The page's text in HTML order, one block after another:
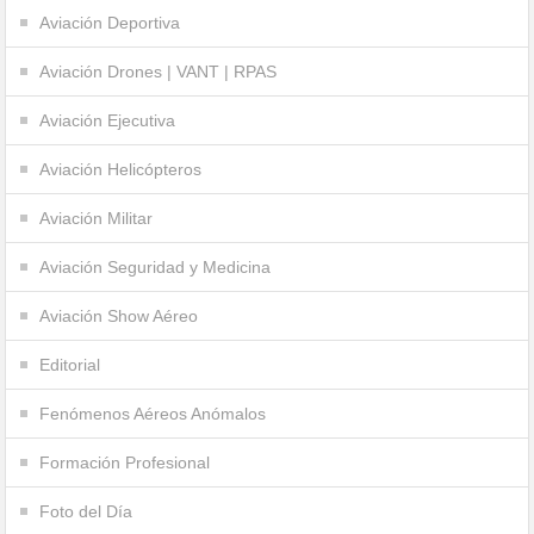
Aviación Deportiva
Aviación Drones | VANT | RPAS
Aviación Ejecutiva
Aviación Helicópteros
Aviación Militar
Aviación Seguridad y Medicina
Aviación Show Aéreo
Editorial
Fenómenos Aéreos Anómalos
Formación Profesional
Foto del Día